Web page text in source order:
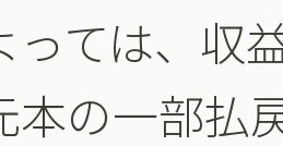
っては、収
本の一部払